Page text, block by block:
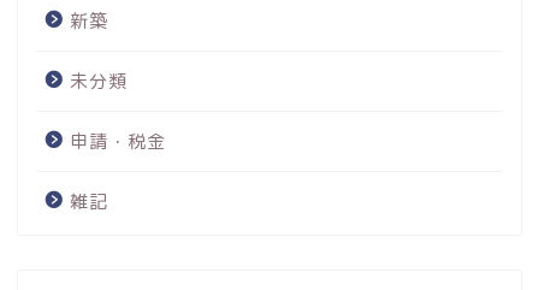
新築
未分類
申請・税金
雑記